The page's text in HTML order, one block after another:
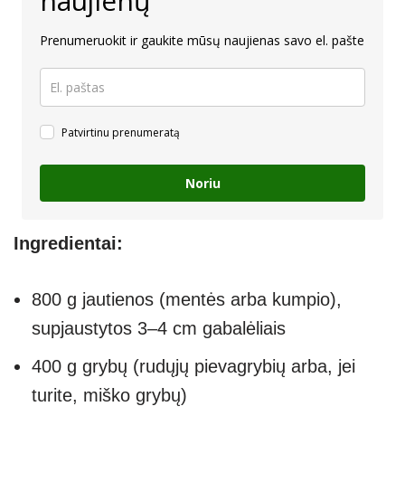
Prenumeruokit ir gaukite mūsų naujienas savo el. pašte
Patvirtinu prenumeratą
Noriu
Ingredientai:
800 g jautienos (mentės arba kumpio),
supjaustytos 3–4 cm gabalėliais
400 g grybų (rudųjų pievagrybių arba, jei
turite, miško grybų)